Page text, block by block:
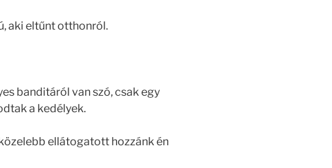
aki eltűnt otthonról.
banditáról van szó, csak egy
a kedélyek.
ellátogatott hozzánk én